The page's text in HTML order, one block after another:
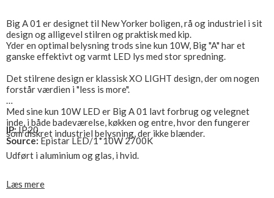
Big A 01 er designet til New Yorker boligen, rå og industriel i sit
design og alligevel stilren og praktisk med kip.
Yder en optimal belysning trods sine kun 10W, Big "A" har et
ganske effektivt og varmt LED lys med stor spredning.
Det stilrene design er klassisk XO LIGHT design, der om nogen
forstår værdien i "less is more".
Med sine kun 10W LED er Big A 01 lavt forbrug og velegnet
inde, i både badeværelse, køkken og entre, hvor den fungerer
som diskret industriel belysning, der ikke blænder.
Udført i aluminium og glas, i hvid.
IP:IP20
Source:Epistar LED/1*10W 2700K
Læs mere